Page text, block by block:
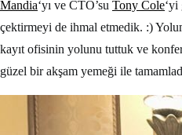
Mandia‘yı ve CTO’su Tony Cole
çektirmeyi de ihmal etmedik. :)
kayıt ofisinin yolunu tuttuk ve
güzel bir akşam yemeği ile